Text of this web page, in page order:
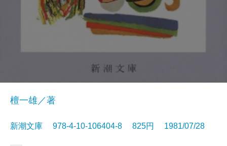
檀一雄／著
新潮文庫 978-4-10-106404-8 825円 1981/07/28